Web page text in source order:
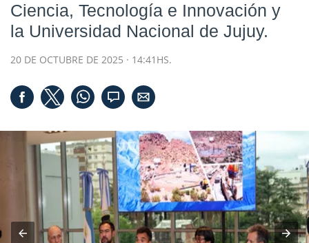
Ciencia, Tecnología e Innovación y
la Universidad Nacional de Jujuy.
20 DE OCTUBRE DE 2025 · 14:41HS.